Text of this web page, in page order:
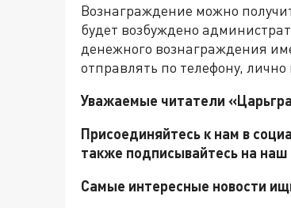
Вознаграждение можно
будет возбуждено
денежного вознаграждения
отправлять по телефону,
Уважаемые читатели
Присоединяйтесь к нам в
также подписывайтесь на наш
Самые интересные новости